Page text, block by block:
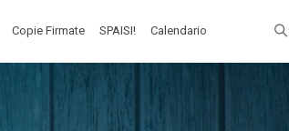
Copie Firmate SPAISI! Calendario